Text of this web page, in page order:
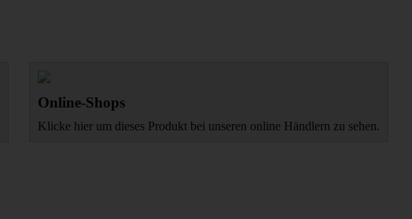
Online-Shops
Klicke hier um dieses Produkt bei unseren online Händlern zu sehen.